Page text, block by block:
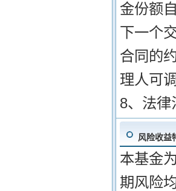
金份额
下一个
合同的
理人可
8、法律
风险收益
本基金
期风险